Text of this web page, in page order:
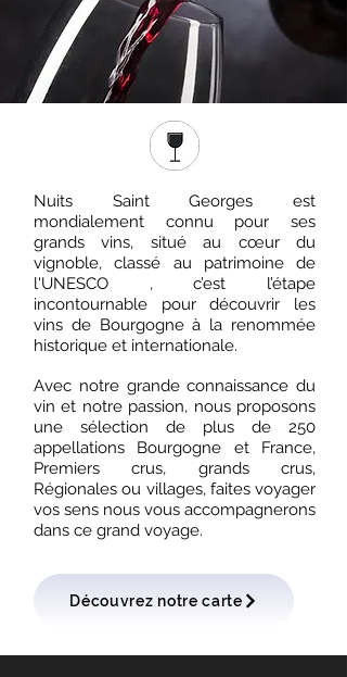
Nuits Saint Georges est
mondialement connu pour ses
grands vins, situé au cœur du
vignoble, classé au patrimoine de
l'UNESCO , c’est l’étape
incontournable pour découvrir les
vins de Bourgogne à la renommée
historique et internationale.
Avec notre grande connaissance du
vin et notre passion, nous proposons
une sélection de plus de 250
appellations Bourgogne et France,
Premiers crus, grands crus,
Régionales ou villages, faites voyager
vos sens nous vous accompagnerons
dans ce grand voyage.
Découvrez notre carte